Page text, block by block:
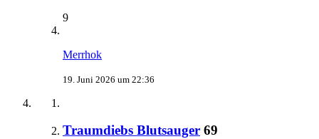
9
Merrhok
19. Juni 2026 um 22:36
Traumdiebs Blutsauger 69